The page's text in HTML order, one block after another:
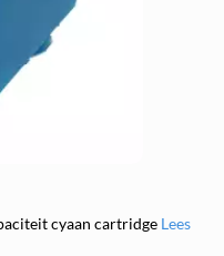
cyaan cartridge Lees